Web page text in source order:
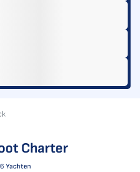
Charter
Yachten